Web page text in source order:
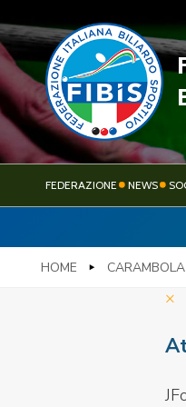
FEDERAZIONE NEWS
HOME CARAMBOLA
×